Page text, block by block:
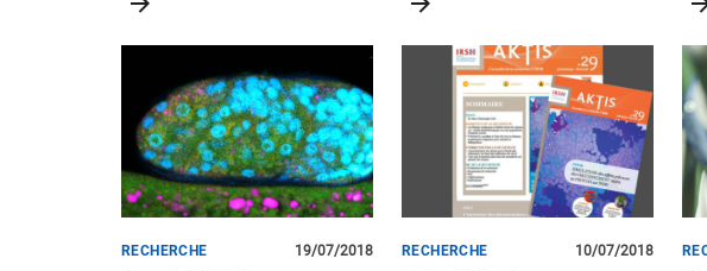
RECHERCHE 19/07/2018 RECHERCHE 10/07/2018